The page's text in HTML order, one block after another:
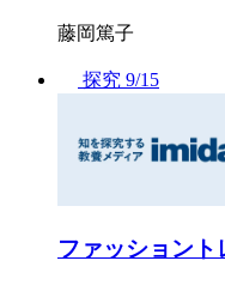
藤岡篤子
探究 9/15
ファッション